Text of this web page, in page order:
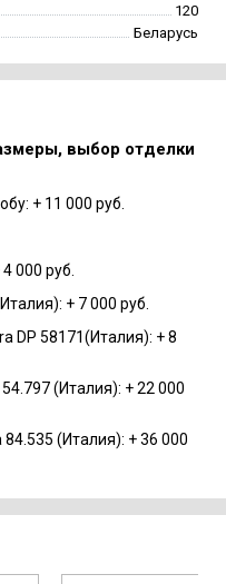
120
Беларусь
выбор отделки
+ 11 000 руб.
000 руб.
+ 7 000 руб.
DP 58171(Италия): + 8
(Италия): + 22 000
(Италия): + 36 000